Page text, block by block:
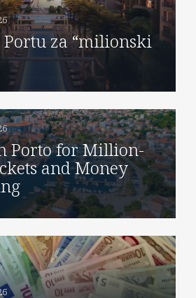
za “milionski
Porto for Million-
and Money